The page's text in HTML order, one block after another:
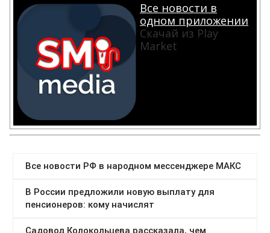
Все новости в
одном приложении
Скачай из Play
Market